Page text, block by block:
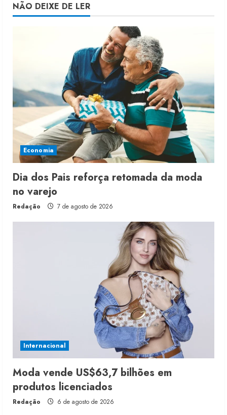
NÃO DEIXE DE LER
Economia
Dia dos Pais reforça retomada da moda
no varejo
Redação 7 de agosto de 2026
Internacional
Moda vende US$63,7 bilhões em
produtos licenciados
Redação 6 de agosto de 2026